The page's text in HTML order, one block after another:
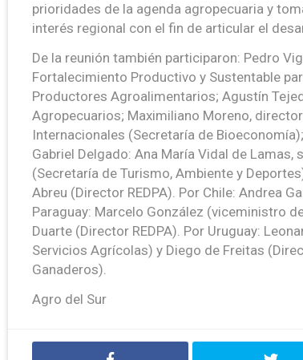
prioridades de la agenda agropecuaria y
interés regional con el fin de articular el
De la reunión también participaron: Pedro
Fortalecimiento Productivo y Sustentable
Productores Agroalimentarios; Agustín
Agropecuarios; Maximiliano Moreno,
Internacionales (Secretaría de
Gabriel Delgado: Ana María Vidal de Lamas,
(Secretaría de Turismo, Ambiente y
Abreu (Director REDPA). Por Chile: Andrea
Paraguay: Marcelo González (viceministro
Duarte (Director REDPA). Por Uruguay:
Servicios Agrícolas) y Diego de Freitas
Ganaderos).
Agro del Sur